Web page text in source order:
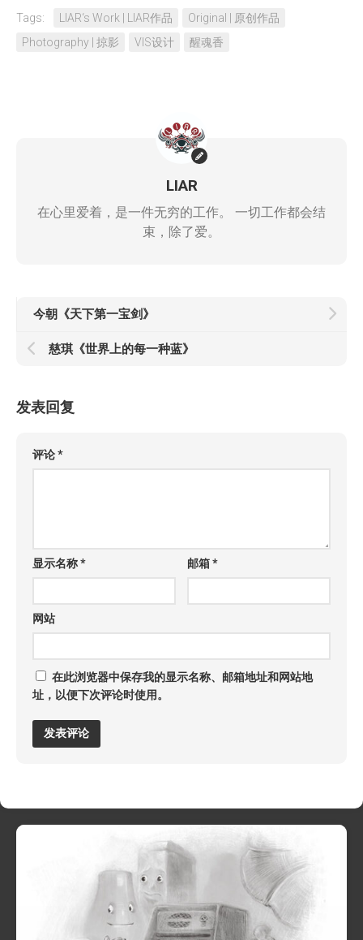
Tags: LIAR‘s Work | LIAR作品
Original | 原创作品
Photography | 掠影
VIS设计 醒魂香
LIAR
在心里爱着，是一件无穷的工作。 一切工作都会结
束，除了爱。
今朝《天下第一宝剑》
慈琪《世界上的每一种蓝》
发表回复
评论*
显示名称* 邮箱*
网站
在此浏览器中保存我的显示名称、邮箱地址和网站地
址，以便下次评论时使用。